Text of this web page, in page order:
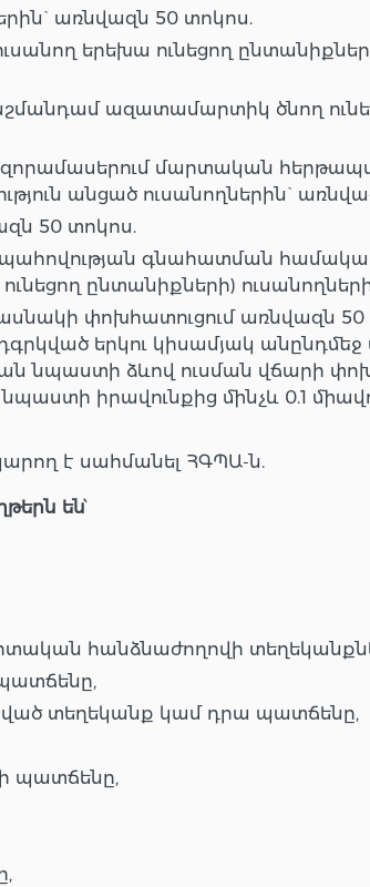
առնվազն 50 տոկոս.
երեխա ունեցող
ազատամարտիկ ծնող
մարտական
անցած ուսանողներին`
50 տոկոս.
գնահատման
ընտանիքների)
փոխհատուցում առնվազն
երկու կիսամյակ անընդմեջ
նպաստի ձևով ուսման վճարի
իրավունքից մինչև 0.1
է սահմանել ՀԳՊԱ-ն.
են՝
հանձնաժողովի
տեղեկանք կամ դրա պատճենը,
պատճենը,